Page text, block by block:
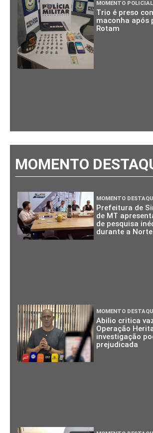
MOMENTO POLICIAL
Trio é preso
maconha após
Rotam
MOMENTO
MOMENTO
Prefeitura de
de MT
de pesquisa
durante a
MOMENTO
Abilio critica
Operação
investigação
prejudicada